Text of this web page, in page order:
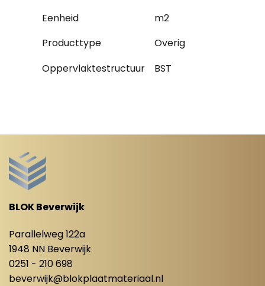
Eenheid
m2
Producttype
Overig
Oppervlaktestructuur
BST
BLOK Beverwijk
Parallelweg 122a
1948 NN Beverwijk
0251 - 210 698
beverwijk@blokplaatmateriaal.nl